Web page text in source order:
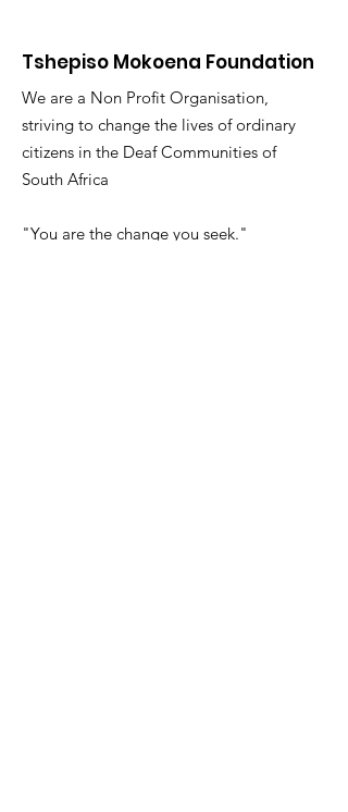
Tshepiso Mokoena Foundation
We are a Non Profit Organisation,
striving to change the lives of ordinary
citizens in the Deaf Communities of
South Africa
"You are the change you seek."